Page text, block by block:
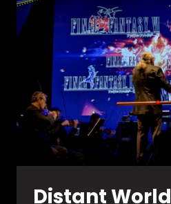
USCITA
ANNUNCIATA
Distant